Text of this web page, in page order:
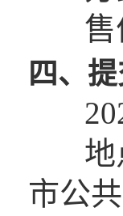
售
四、
地点
市公